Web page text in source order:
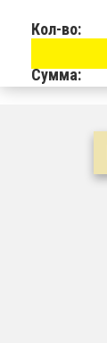
Кол-во:
Сумма: